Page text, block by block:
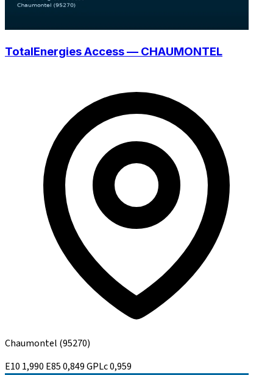
TotalEnergies Access — CHAUMONTEL
Chaumontel (95270)
E10 1,990 E850,849GPLc0,959